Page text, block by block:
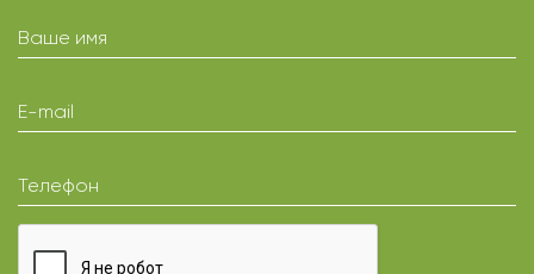
Ваше имя
E-mail
Телефон